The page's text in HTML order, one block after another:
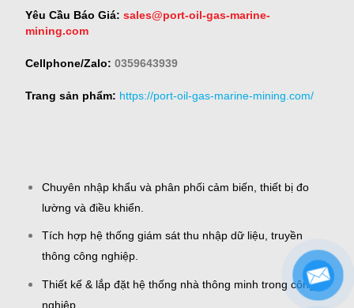
Yêu Cầu Báo Giá: sales@port-oil-gas-marine-
mining.com
Cellphone/Zalo: 0359643939
Trang sản phẩm: https://port-oil-gas-marine-mining.com/
Chuyên nhập khẩu và phân phối cảm biến, thiết bị đo
lường và điều khiển.
Tích hợp hệ thống giám sát thu nhập dữ liệu, truyền
thông công nghiệp.
Thiết kế & lắp đặt hệ thống nhà thông minh trong công
nghiệp.